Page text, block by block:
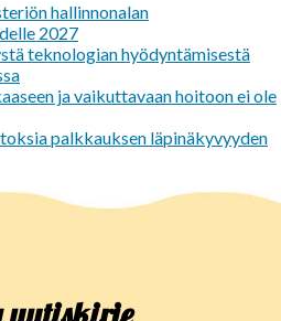
hallinnonalan
2027
teknologian hyödyntämisestä
ja vaikuttavaan hoitoon ei ole
palkkauksen läpinäkyvyyden